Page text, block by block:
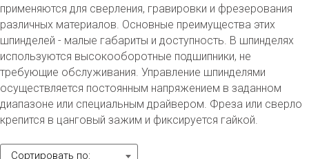
применяются для сверления, гравировки и фрезерования
различных материалов. Основные преимущества этих
шпинделей - малые габариты и доступность. В шпинделях
используются высокооборотные подшипники, не
требующие обслуживания. Управление шпинделями
осуществляется постоянным напряжением в заданном
диапазоне или специальным драйвером. Фреза или сверло
крепится в цанговый зажим и фиксируется гайкой.
Сортировать по: